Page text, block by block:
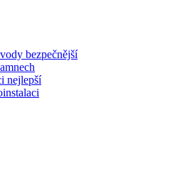
bezpečnější
nejlepší